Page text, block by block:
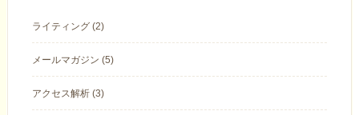
ライティング (2)
メールマガジン (5)
アクセス解析 (3)